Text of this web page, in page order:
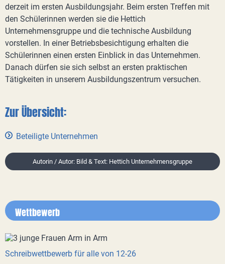
derzeit im ersten Ausbildungsjahr. Beim ersten Treffen mit
den Schülerinnen werden sie die Hettich
Unternehmensgruppe und die technische Ausbildung
vorstellen. In einer Betriebsbesichtigung erhalten die
Schülerinnen einen ersten Einblick in das Unternehmen.
Danach dürfen sie sich selbst an ersten praktischen
Tätigkeiten in unserem Ausbildungszentrum versuchen.
Zur Übersicht:
Beteiligte Unternehmen
Autorin / Autor: Bild & Text: Hettich Unternehmensgruppe
Wettbewerb
Schreibwettbewerb für alle von 12-26